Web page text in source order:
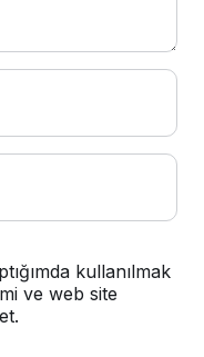
kullanılmak
ve web site